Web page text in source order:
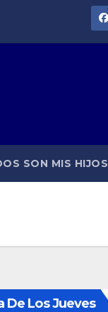
SON MIS HIJOS
De Los Jueves